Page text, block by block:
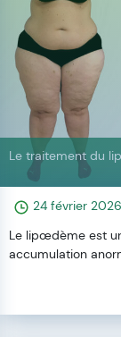
24 février 2026
Le traitement du
Le lipœdème est
accumulation